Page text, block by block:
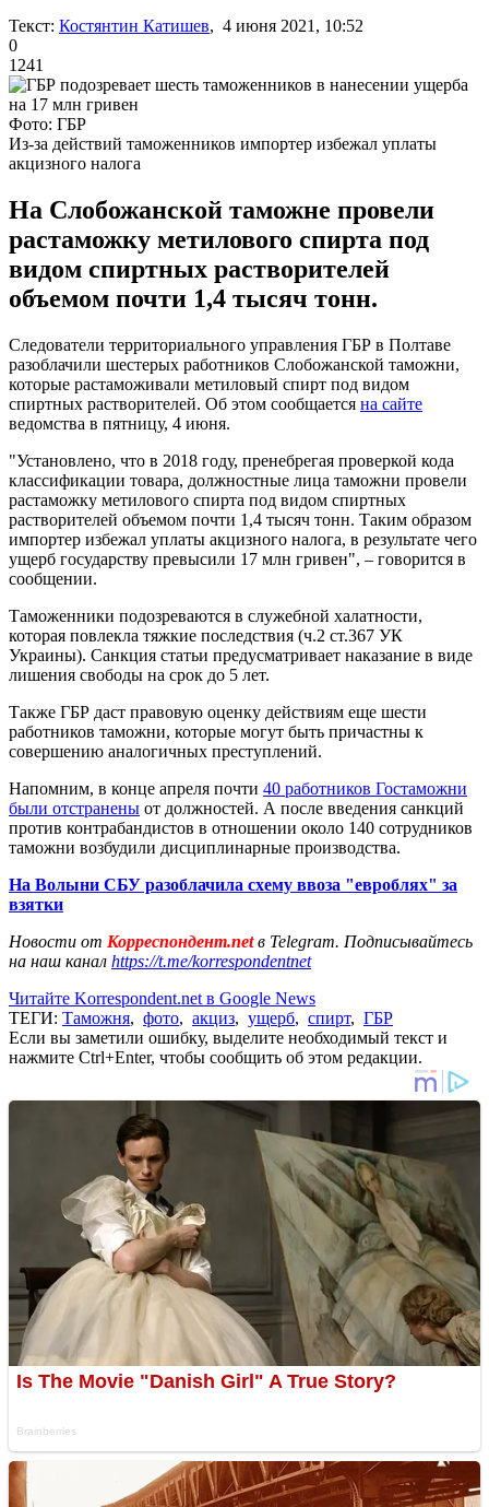
Текст: Костянтин Катишев, 4 июня 2021, 10:52
0
1241
Фото: ГБР
Из-за действий таможенников импортер избежал уплаты
акцизного налога
На Слобожанской таможне провели
растаможку метилового спирта под
видом спиртных растворителей
объемом почти 1,4 тысяч тонн.
Следователи территориального управления ГБР в Полтаве
разоблачили шестерых работников Слобожанской таможни,
которые растаможивали метиловый спирт под видом
спиртных растворителей. Об этом сообщается на сайте
ведомства в пятницу, 4 июня.
"Установлено, что в 2018 году, пренебрегая проверкой кода
классификации товара, должностные лица таможни провели
растаможку метилового спирта под видом спиртных
растворителей объемом почти 1,4 тысяч тонн. Таким образом
импортер избежал уплаты акцизного налога, в результате чего
ущерб государству превысили 17 млн ​​гривен", – говорится в
сообщении.
Таможенники подозреваются в служебной халатности,
которая повлекла тяжкие последствия (ч.2 ст.367 УК
Украины). Санкция статьи предусматривает наказание в виде
лишения свободы на срок до 5 лет.
Также ГБР даст правовую оценку действиям еще шести
работников таможни, которые могут быть причастны к
совершению аналогичных преступлений.
Напомним, в конце апреля почти 40 работников Гостаможни
были отстранены от должностей. А после введения санкций
против контрабандистов в отношении около 140 сотрудников
таможни возбудили дисциплинарные производства.
На Волыни СБУ разоблачила схему ввоза "евроблях" за
взятки
Новости от Корреспондент.netв Telegram. Подписывайтесь
на наш канал https://t.me/korrespondentnet
Читайте Korrespondent.net в Google News
ТЕГИ: Таможня, фото, акциз, ущерб, спирт, ГБР
Если вы заметили ошибку, выделите необходимый текст и
нажмите Ctrl+Enter, чтобы сообщить об этом редакции.